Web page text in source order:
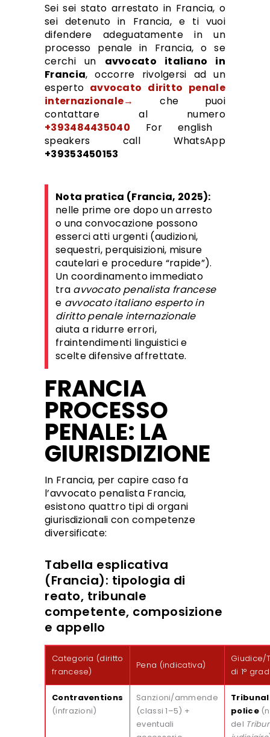
Sei sei stato arrestato in Francia, o
sei detenuto in Francia, e ti vuoi
difendere adeguatamente in un
processo penale in Francia, o se
cerchi un avvocato italiano in
Francia, occorre rivolgersi ad un
esperto avvocato diritto penale
internazionale→
che puoi
contattare al numero
+393484435040 For english
speakers call WhatsApp
+39353450153
Nota pratica (Francia, 2025):
nelle prime ore dopo un arresto
o una convocazione possono
esserci atti urgenti (audizioni,
sequestri, perquisizioni, misure
cautelari e procedure “rapide”).
Un coordinamento immediato
tra avvocato penalista francese
e avvocato italiano esperto in
diritto penale internazionale
aiuta a ridurre errori,
fraintendimenti linguistici e
scelte difensive affrettate.
FRANCIA
PROCESSO
PENALE: LA
GIURISDIZIONE
In Francia, per capire caso fa
l’avvocato penalista Francia,
esistono quattro tipi di organi
giurisdizionali con competenze
diversificate:
Tabella esplicativa
(Francia): tipologia di
reato, tribunale
competente, composizione
e appello
Categoria (diritto
francese)
Pena (indicativa)
Giudice/
di 1°
Contraventions
(infrazioni)
Sanzioni/ammende
(classi 1–5) +
eventuali
police
del